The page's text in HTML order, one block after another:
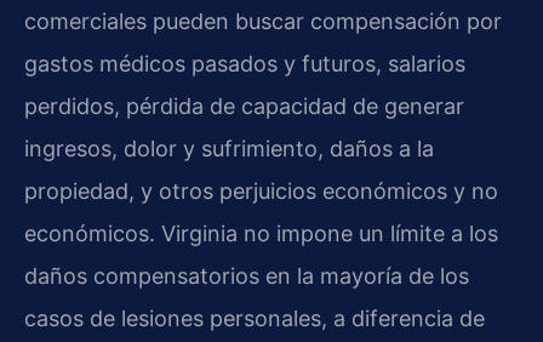
comerciales pueden buscar compensación por
gastos médicos pasados y futuros, salarios
perdidos, pérdida de capacidad de generar
ingresos, dolor y sufrimiento, daños a la
propiedad, y otros perjuicios económicos y no
económicos. Virginia no impone un límite a los
daños compensatorios en la mayoría de los
casos de lesiones personales, a diferencia de